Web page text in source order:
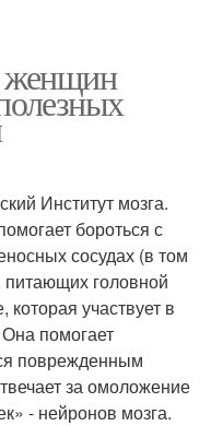
женщин
Институт мозга.
бороться с
сосудах (в том
питающих головной
которая участвует в
помогает
поврежденным
за омоложение
- нейронов мозга.